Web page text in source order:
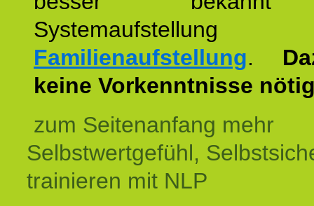
Familienaufstellung.
keine Vorkenntnisse
zum Seitenanfang mehr
Selbstwertgefühl,
trainieren mit NLP